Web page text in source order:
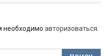
необходимо авторизоваться.